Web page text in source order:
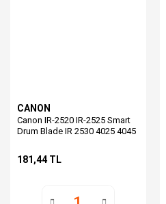
CANON
Canon IR-2520 IR-2525 Smart
Drum Blade IR 2530 4025 4045
181,44 TL